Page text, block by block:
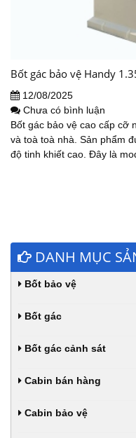
Bốt gác bảo vệ Handy
12/08/2025
Chưa có bình luận
Bốt gác bảo vệ cao cấp cỡ
và toà toà nhà. Sản phẩm
độ tinh khiết cao. Đây là
DANH MỤC
Bốt bảo vệ
Bốt gác
Bốt gác cảnh sát
Cabin bán hàng
Cabin bảo vệ